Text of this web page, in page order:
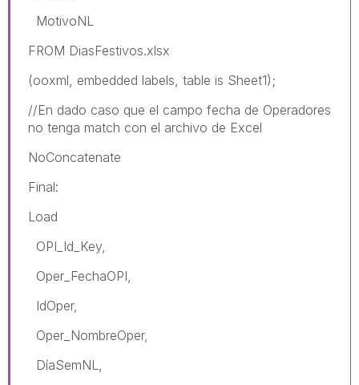
MotivoNL
FROM DiasFestivos.xlsx
(ooxml, embedded labels, table is Sheet1);
//En dado caso que el campo fecha de Operadores
no tenga match con el archivo de Excel
NoConcatenate
Final:
Load
OPI_Id_Key,
Oper_FechaOPI,
IdOper,
Oper_NombreOper,
DíaSemNL,